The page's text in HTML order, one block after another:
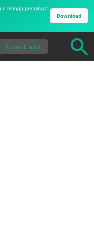
hingga pengingat
Download
Buka di app